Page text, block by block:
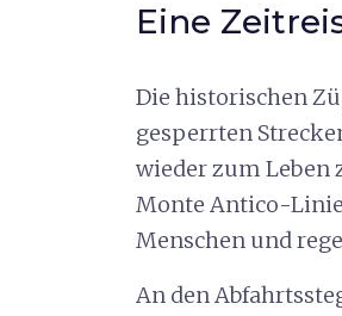
Eine
Die historischen
gesperrten
wieder zum Leben
Monte Antico-
Menschen und
An den